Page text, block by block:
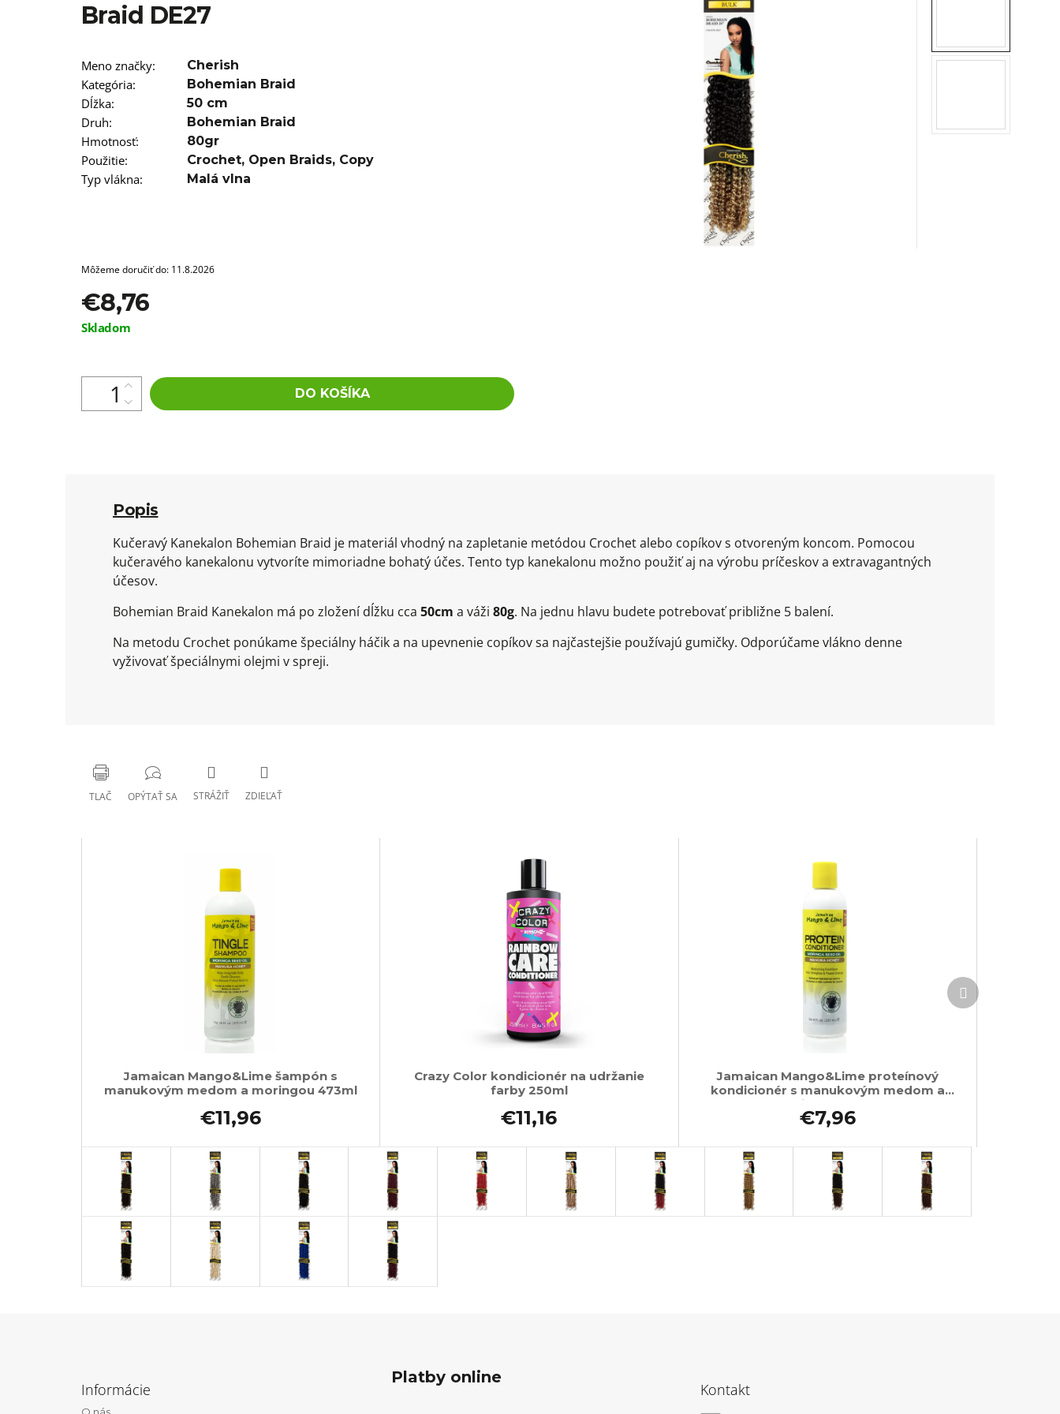
Braid DE27
Meno značky: Cherish
Kategória: Bohemian Braid
Dĺžka: 50 cm
Druh: Bohemian Braid
Hmotnosť: 80gr
Použitie: Crochet, Open Braids, Copy
Typ vlákna: Malá vlna
Môžeme doručiť do: 11.8.2026
€8,76
Jednotková
Skladom
DO KOŠÍKA
Popis
Kučeravý Kanekalon Bohemian Braid je materiál vhodný na zapletanie metódou Crochet alebo copíkov s otvoreným koncom. Pomocou
kučeravého kanekalonu vytvoríte mimoriadne bohatý účes. Tento typ kanekalonu možno použiť aj na výrobu príčeskov a extravagantných
účesov.
Bohemian Braid Kanekalon má po zložení dĺžku cca 50cm a váži 80g. Na jednu hlavu budete potrebovať približne 5 balení.
Na metodu Crochet ponúkame špeciálny háčik a na upevnenie copíkov sa najčastejšie používajú gumičky. Odporúčame vlákno denne
vyživovať špeciálnymi olejmi v spreji.
TLAČ OPÝTAŤ SA STRÁŽIŤ ZDIEĽAŤ
Jamaican Mango&Lime šampón s
manukovým medom a moringou 473ml
€11,96
Crazy Color kondicionér na udržanie
farby 250ml
€11,16
Jamaican Mango&Lime proteínový
kondicionér s manukovým medom a
moringou 237ml
€7,96
Ďalší
produkt
€5,96
Informácie
O nás
Platby online
Kontakt